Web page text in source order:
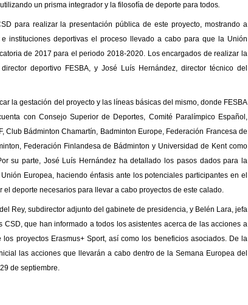
utilizando un prisma integrador y la filosofía de deporte para todos.
para realizar la presentación pública de este proyecto, mostrando a
instituciones deportivas el proceso llevado a cabo para que la Unión
de 2017 para el periodo 2018-2020. Los encargados de realizar la
deportivo FESBA, y José Luís Hernández, director técnico del
la gestación del proyecto y las líneas básicas del mismo, donde FESBA
con Consejo Superior de Deportes, Comité Paralímpico Español,
Club Bádminton Chamartín, Badminton Europe, Federación Francesa de
Federación Finlandesa de Bádminton y Universidad de Kent como
su parte, José Luís Hernández ha detallado los pasos dados para la
Europea, haciendo énfasis ante los potenciales participantes en el
deporte necesarios para llevar a cabo proyectos de este calado.
Rey, subdirector adjunto del gabinete de presidencia, y Belén Lara, jefa
que han informado a todos los asistentes acerca de las acciones a
los proyectos Erasmus+ Sport, así como los beneficios asociados. De la
las acciones que llevarán a cabo dentro de la Semana Europea del
de septiembre.